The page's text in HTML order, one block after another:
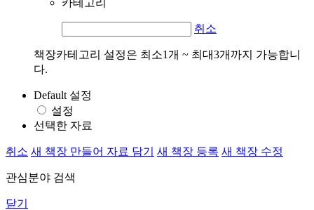
취소
책장카테고리 설정은 최소1개 ~ 최대3개까지 가능합니
다.
Default 설정
설정
선택한 자료
취소 새 책장 만들어 자료 담기 새 책장 등록 새 책장 수정
관심분야 검색
닫기